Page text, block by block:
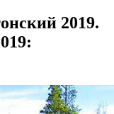
2019.